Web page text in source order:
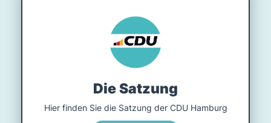
Die Satzung
Hier finden Sie die Satzung der CDU Hamburg